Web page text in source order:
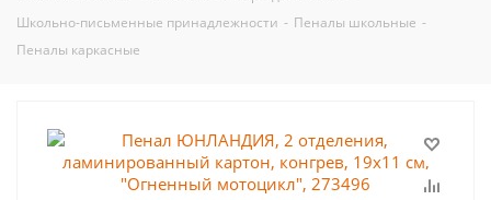
Школьно-письменные принадлежности - Пеналы школьные -
Пеналы каркасные